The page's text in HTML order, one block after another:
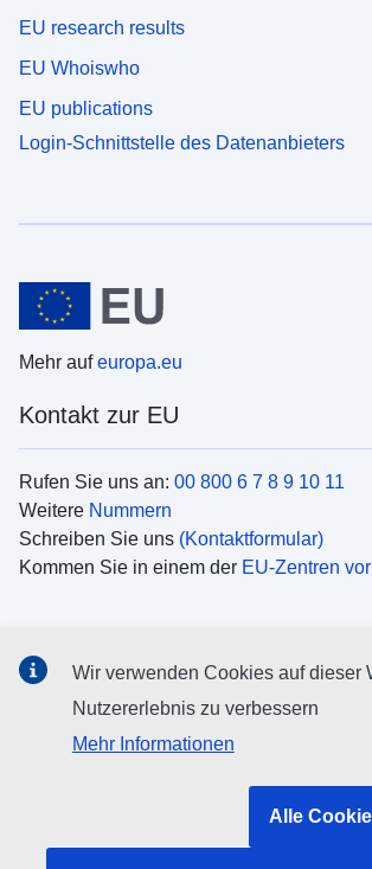
EU research results
EU Whoiswho
EU publications
Login-Schnittstelle des Datenanbieters
Mehr aufeuropa.eu
Kontakt zur EU
Rufen Sie uns an: 00 800 6 7 8 9 10 11
Weitere Nummern
Schreiben Sie uns (Kontaktformular)
Kommen Sie in einem der EU-Zentren
Suche nach EUSocial-Media-Kanäle
Organe und Einrichtungen der
Wir verwenden Cookies auf dieser
Nutzererlebnis zu verbessern
Mehr Informationen
Alle